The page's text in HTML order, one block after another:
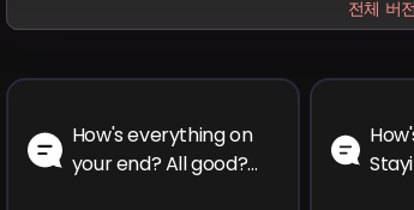
전체 버
How's everything on
your end? All good?